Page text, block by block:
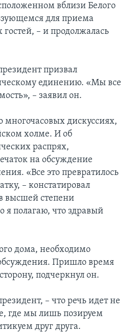
вблизи Белого
для приема
– и продолжалась
призвал
единению. «Мы все
– заявил он.
многочасовых дискуссиях,
холме. И об
распрях,
на обсуждение
«Все это превратилось
– констатировал
высшей степени
я полагаю, что здравый
дома, необходимо
Пришло время
подчеркнул он.
– что речь идет не
где мы лишь позируем
друг друга.